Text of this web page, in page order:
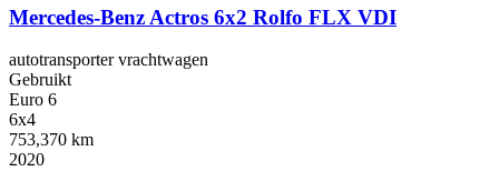
Mercedes-Benz Actros 6x2 Rolfo FLX VDI
autotransporter vrachtwagen
Gebruikt
Euro 6
6x4
753,370 km
2020